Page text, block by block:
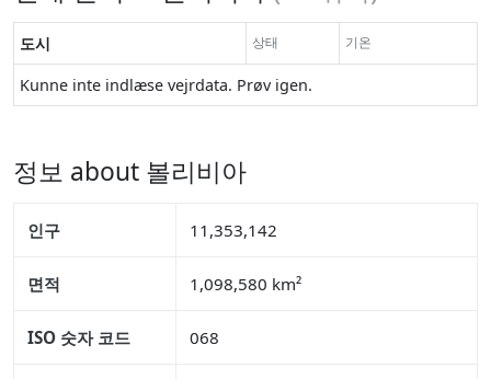
도시 상태 기온
Kunne inte indlæse vejrdata. Prøv igen.
정보 about 볼리비아
인구 11,353,142
면적 1,098,580 km²
ISO 숫자 코드 068